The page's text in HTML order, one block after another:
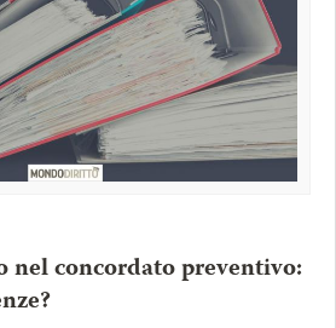
nel concordato preventivo: